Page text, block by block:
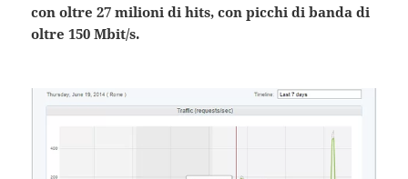
con oltre 27 milioni di hits, con picchi di banda di
oltre 150 Mbit/s.